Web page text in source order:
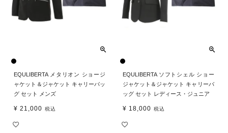
EQULIBERTA メタリオン ショージ
ャケット＆ジャケット キャリーバッ
グ セット メンズ
¥ 21,000 税込
EQULIBERTA ソフトシェル ショー
ジャケット＆ジャケット キャリーバ
ッグ セット レディース・ジュニア
¥ 18,000 税込